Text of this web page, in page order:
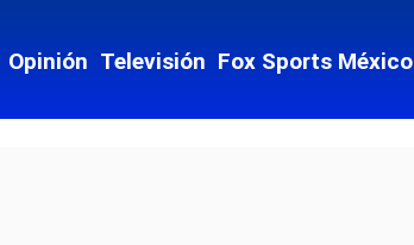
Opinión Televisión Fox Sports México